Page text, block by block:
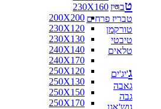
230X160
200X200
230X120
230X130
240X140
240X170
250X120
250X130
250X150
250X170
טבריז
טבריז פרחים
טורקמן
טיבטי
טלאים
ג'יג'ים
גאבה
גבה